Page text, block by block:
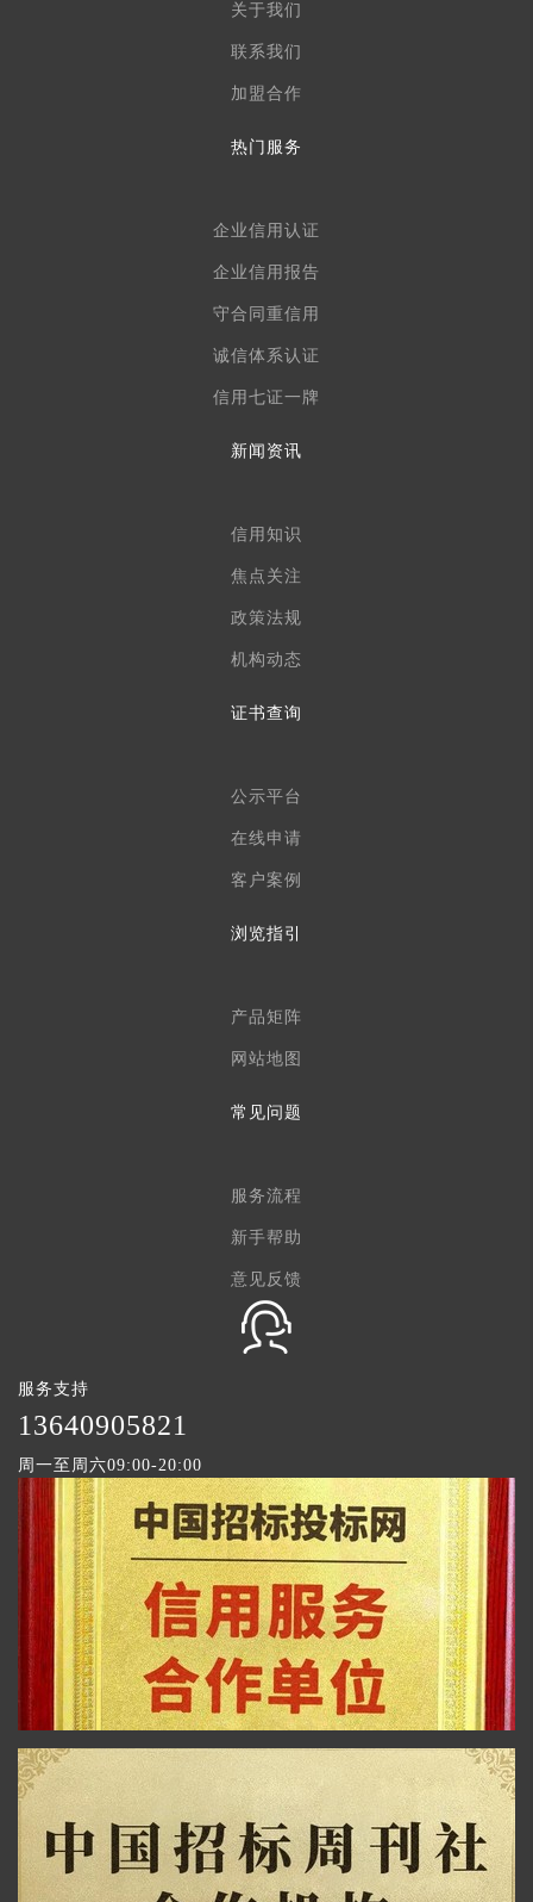
关于我们
联系我们
加盟合作
热门服务
企业信用认证
企业信用报告
守合同重信用
诚信体系认证
信用七证一牌
新闻资讯
信用知识
焦点关注
政策法规
机构动态
证书查询
公示平台
在线申请
客户案例
浏览指引
产品矩阵
网站地图
常见问题
服务流程
新手帮助
意见反馈
服务支持
1 3640905821
周一至周六09:00-20:00